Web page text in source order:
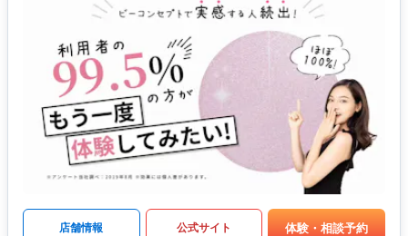
店舗情報 公式サイト 体験・相談予約